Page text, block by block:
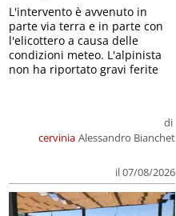
cervinia
di
Alessandro Bianchet
il 07/08/2026
L'intervento è avvenuto in
parte via terra e in parte con
l'elicottero a causa delle
condizioni meteo. L'alpinista
non ha riportato gravi ferite